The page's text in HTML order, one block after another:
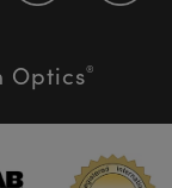
Optics®